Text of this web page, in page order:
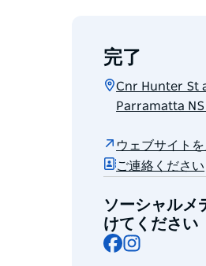
完了
Cnr Hunter St
Parramatta
ウェブサイトを
ご連絡ください
ソーシャルメ
けてください
Facebook